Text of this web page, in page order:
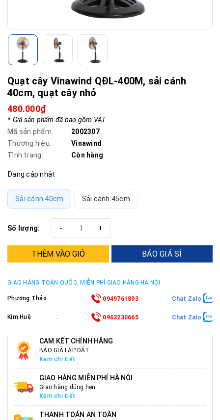
Quạt cây Vinawind QĐL-400M, sải cánh
40cm, quạt cây nhỏ
480.000₫
* Giá sản phẩm đã bao gồm VAT
Mã sản phẩm:
2002307
Thương hiệu:
Vinawind
Tình trạng:
Còn hàng
Đang cập nhật
Sải cánh 40cm Sải cánh 45cm
Số lượng: +
-
THÊM VÀO GIỎ BÁO GIÁ SỈ
GIAO HÀNG TOÀN QUỐC, MIỄN PHÍ GIAO HÀNG HÀ NỘI
Phương Thảo : 0949761893 Chat Zalo
Kim Huệ : 0963230665 Chat Zalo
CAM KẾT CHÍNH HÃNG
BÁO GIÁ LẮP ĐẶT
Xem chi tiết
GIAO HÀNG MIỄN PHÍ HÀ NỘI
Giao hàng đúng hẹn
Xem chi tiết
THANH TOÁN AN TOÀN